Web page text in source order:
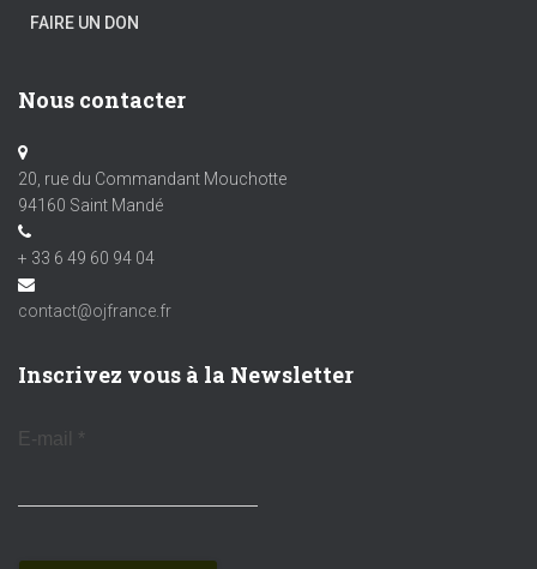
FAIRE UN DON
Nous contacter
20, rue du Commandant Mouchotte
94160 Saint Mandé
+ 33 6 49 60 94 04
contact@ojfrance.fr
Inscrivez vous à la Newsletter
E-mail *